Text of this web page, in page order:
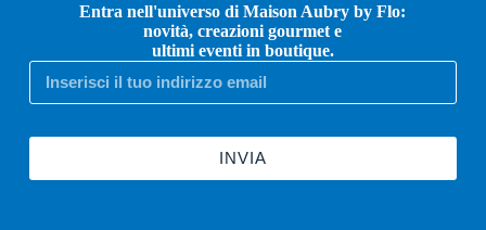
Entra nell'universo di Maison Aubry by Flo:
novità, creazioni gourmet e
ultimi eventi in boutique.
INVIA